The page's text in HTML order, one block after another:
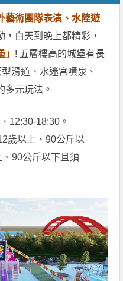
藝術團隊表演、水陸遊
，白天到晚上都精彩，
」 ! 五層樓高的城堡有長
滑道、水迷宮噴泉、
多元玩法。
12:30-18:30。
歲以上、90公斤以
90公斤以下且須